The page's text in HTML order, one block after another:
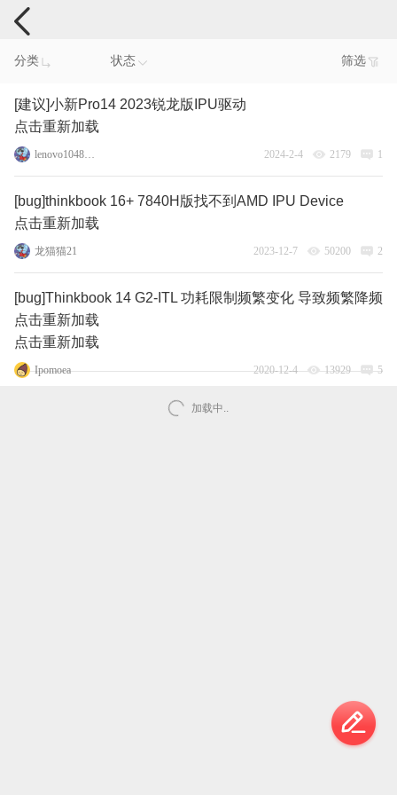
电脑反馈
分类 状态 筛选
[建议]小新Pro14 2023锐龙版IPU驱动
点击重新加载
lenovo104847895 2024-2-4 2179 1
[bug]thinkbook 16+ 7840H版找不到AMD IPU Device
点击重新加载
龙猫猫21 2023-12-7 50200 2
[bug]Thinkbook 14 G2-ITL 功耗限制频繁变化 导致频繁降频
点击重新加载
点击重新加载
Ipomoea 2020-12-4 13929 5
加载中..